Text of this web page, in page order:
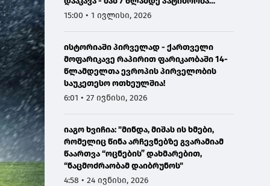
ემუქრება
15:00 • 1 ივლისი, 2026
ისტორიაში პირველად - ქართველი
მოფარიკავე რაპირით ფარიკაობაში 14-
წლამდელთა ევროპის პირველობის
საუკეთესო ოთხეულშია!
6:01 • 27 ივნისი, 2026
იაგო ხვიჩია: "მინდა, მიშას ის ხმები,
რომელიც წინა არჩევნებზე გვარამიამ
წაართვა “ოცნების” დახმარებით,
“ნაცმოძრაობამ დაიბრუნოს"
4:58 • 24 ივნისი, 2026